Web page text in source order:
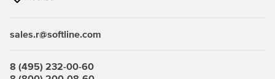
sales.r@softline.com
8 (495) 232-00-60